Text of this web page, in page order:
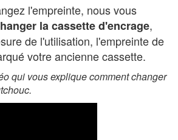
l'empreinte, nous vous
la cassette d'encrage,
de l'utilisation, l'empreinte de
votre ancienne cassette.
qui vous explique comment changer